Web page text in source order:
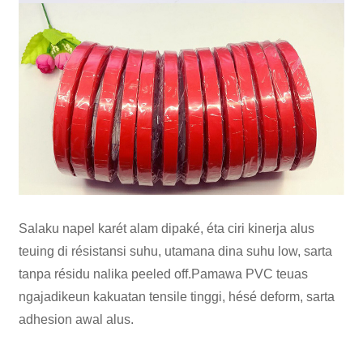
Salaku napel karét alam dipaké, éta ciri kinerja alus
teuing di résistansi suhu, utamana dina suhu low, sarta
tanpa résidu nalika peeled off.Pamawa PVC teuas
ngajadikeun kakuatan tensile tinggi, hésé deform, sarta
adhesion awal alus.